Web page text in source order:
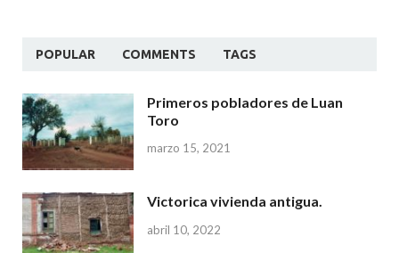
POPULAR COMMENTS TAGS
Primeros pobladores de Luan
Toro
marzo 15, 2021
Victorica vivienda antigua.
abril 10, 2022